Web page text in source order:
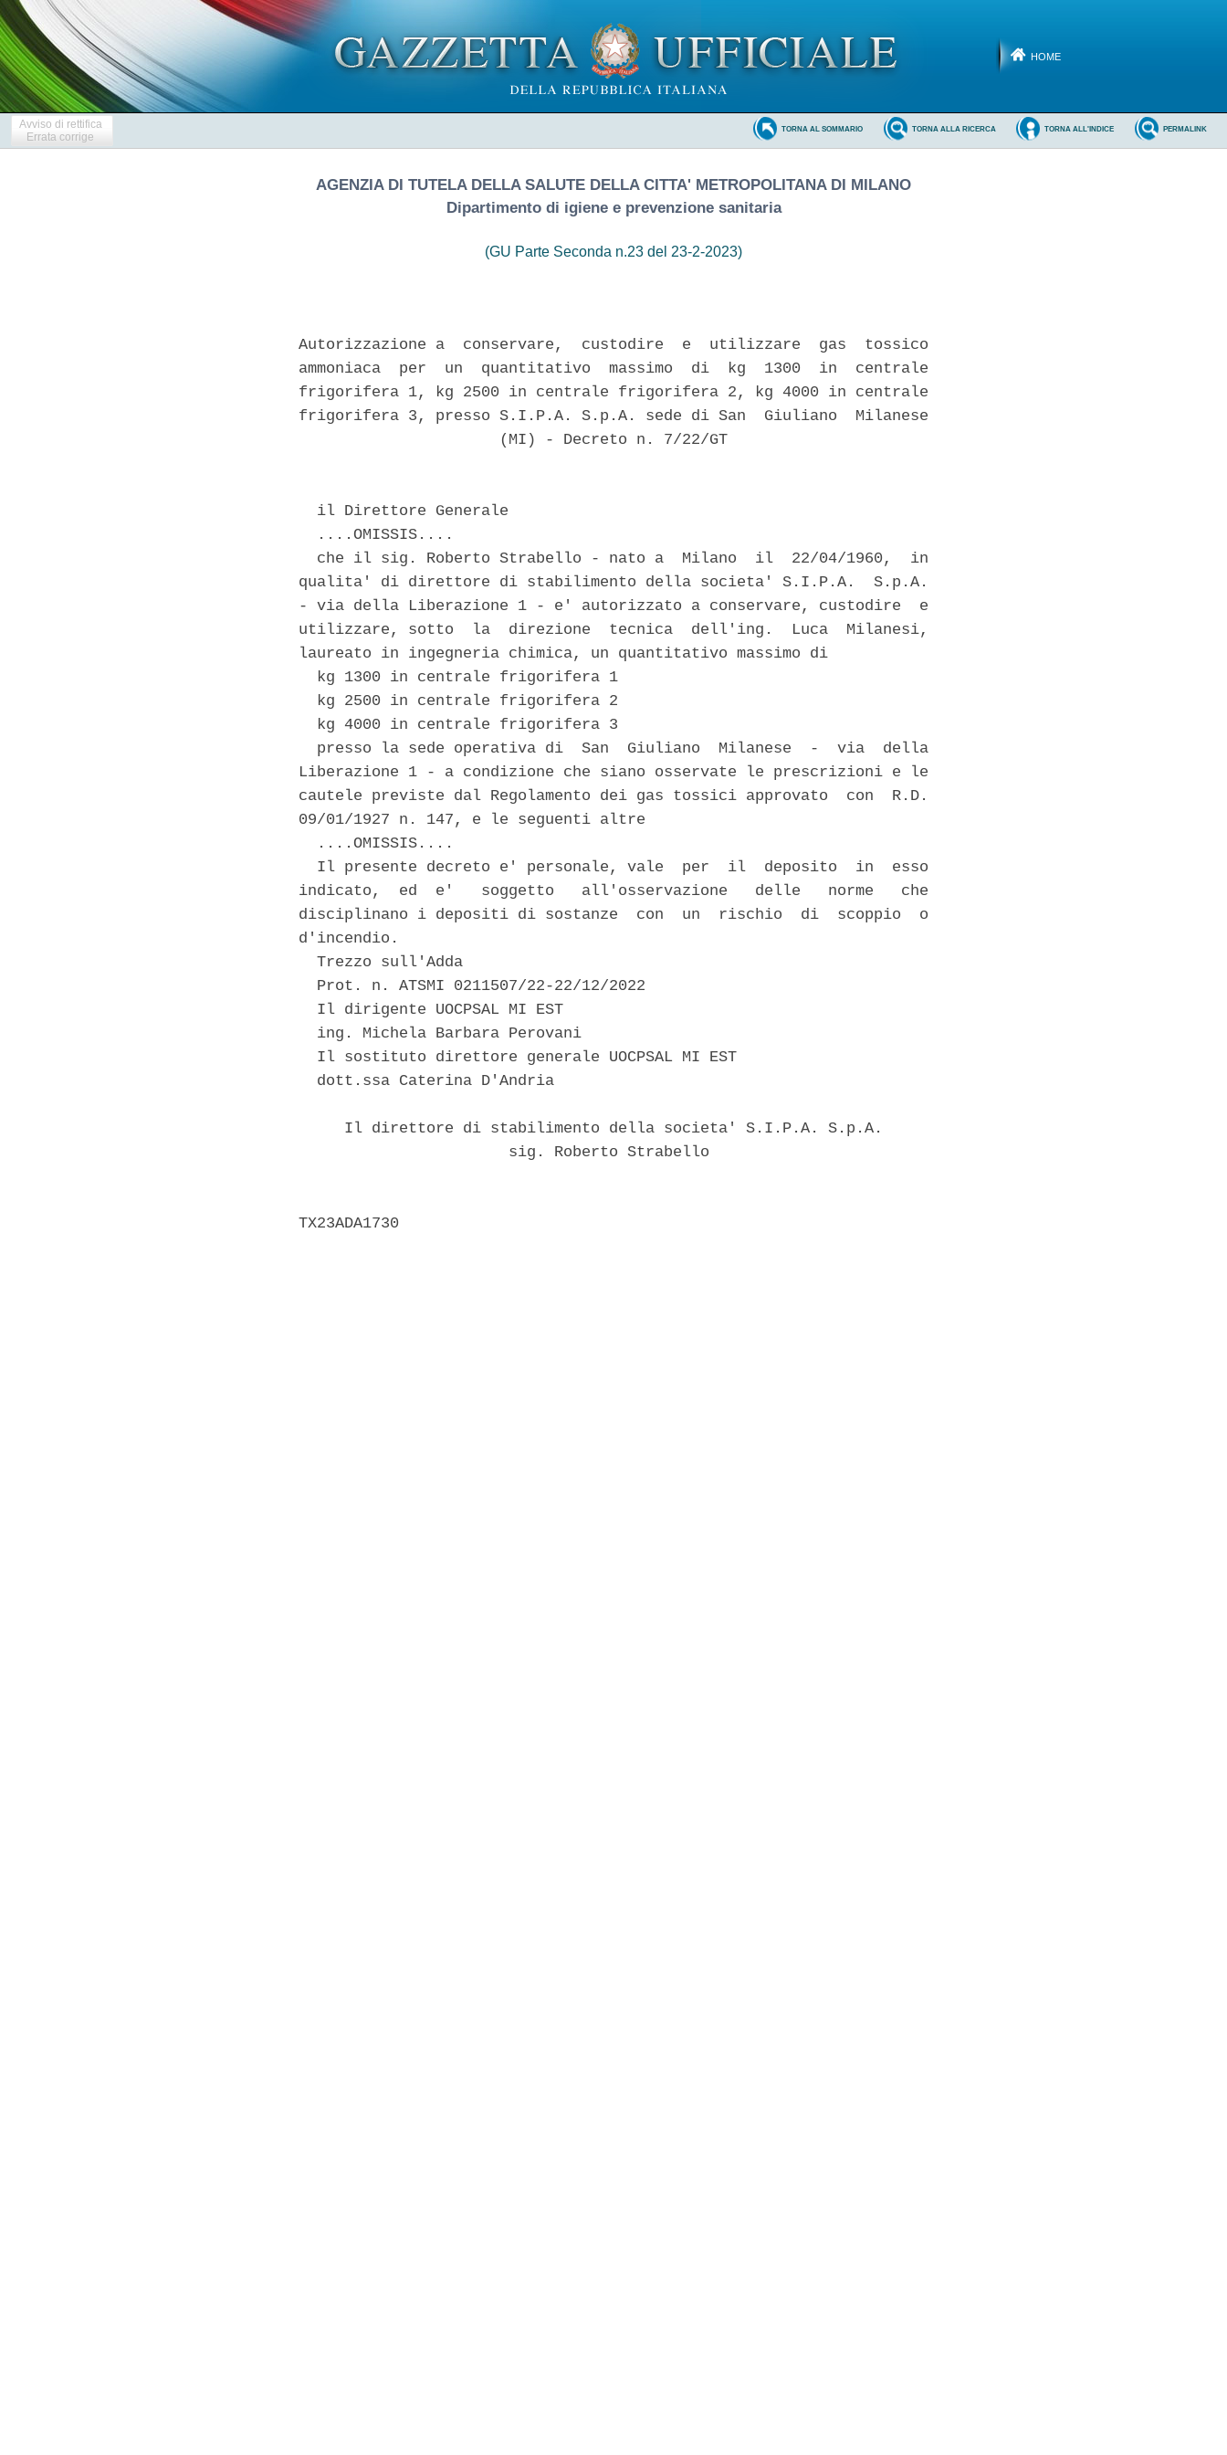
HOME
Avviso di rettifica
Errata corrige
PERMALINK
TORNA ALL'INDICE
TORNA ALLA RICERCA
TORNA AL SOMMARIO
AGENZIA DI TUTELA DELLA SALUTE DELLA CITTA' METROPOLITANA DI MILANO
Dipartimento di igiene e prevenzione sanitaria
(GU Parte Seconda n.23 del 23-2-2023)
Autorizzazione a  conservare,  custodire  e  utilizzare  gas  tossico
ammoniaca  per  un  quantitativo  massimo  di  kg  1300  in  centrale
frigorifera 1, kg 2500 in centrale frigorifera 2, kg 4000 in centrale
frigorifera 3, presso S.I.P.A. S.p.A. sede di San  Giuliano  Milanese
                      (MI) - Decreto n. 7/22/GT
  il Direttore Generale
  ....OMISSIS....
  che il sig. Roberto Strabello - nato a  Milano  il  22/04/1960,  in
qualita' di direttore di stabilimento della societa' S.I.P.A.  S.p.A.
- via della Liberazione 1 - e' autorizzato a conservare, custodire  e
utilizzare, sotto  la  direzione  tecnica  dell'ing.  Luca  Milanesi,
laureato in ingegneria chimica, un quantitativo massimo di
  kg 1300 in centrale frigorifera 1
  kg 2500 in centrale frigorifera 2
  kg 4000 in centrale frigorifera 3
  presso la sede operativa di  San  Giuliano  Milanese  -  via  della
Liberazione 1 - a condizione che siano osservate le prescrizioni e le
cautele previste dal Regolamento dei gas tossici approvato  con  R.D.
09/01/1927 n. 147, e le seguenti altre
  ....OMISSIS....
  Il presente decreto e' personale, vale  per  il  deposito  in  esso
indicato,  ed  e'   soggetto   all'osservazione   delle   norme   che
disciplinano i depositi di sostanze  con  un  rischio  di  scoppio  o
d'incendio.
  Trezzo sull'Adda
  Prot. n. ATSMI 0211507/22-22/12/2022
  Il dirigente UOCPSAL MI EST
  ing. Michela Barbara Perovani
  Il sostituto direttore generale UOCPSAL MI EST
  dott.ssa Caterina D'Andria
     Il direttore di stabilimento della societa' S.I.P.A. S.p.A.
                       sig. Roberto Strabello